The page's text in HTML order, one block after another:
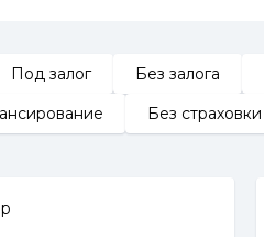
Под залог Без залога
Без страховки